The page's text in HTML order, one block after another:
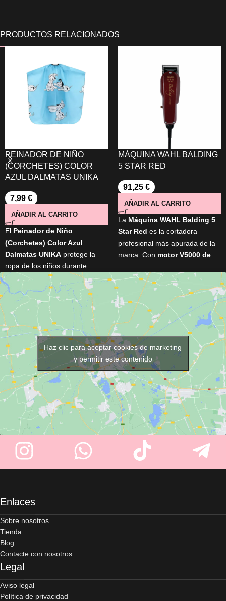
PEINADOR DE NIÑO
(CORCHETES) COLOR
AZUL DALMATAS UNIKA
7,99 €
AÑADIR AL CARRITO
El Peinador de Niño
(Corchetes) Color Azul
Dalmatas UNIKA protege la
ropa de los niños durante
cortes de pelo y otros servicios
de peluquería. Fabricado con
material resistente,
incorpora un práctico cierre de
corchetes para un ajuste
cómodo y seguro. Su divertido
diseño de dálmatas sobre
fondo azul hace que la
experiencia sea más agradable
para los más pequeños.
MÁQUINA WAHL BALDING
5 STAR RED
91,25 €
AÑADIR AL CARRITO
La Máquina WAHL Balding 5
Star Red es la cortadora
profesional más apurada de la
marca. Con motor V5000 de
de precisión ajustadas a
"corte 0"
, es ideal para
rasurados completos y cortes al
ras. Potente, duradera y
perfecta para un acabado
limpio y extremo.
Haz clic para aceptar cookies de marketing
y permitir este contenido
Enlaces
Sobre nosotros
Tienda
Blog
Contacte con nosotros
Legal
Aviso legal
Política de privacidad